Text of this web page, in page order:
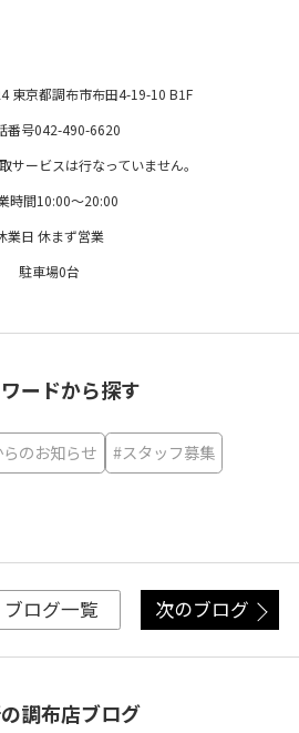
東京都調布市布田4-19-10 B1F
番号042-490-6620
サービスは行なっていません。
時間10:00〜20:00
業日 休まず営業
駐車場0台
ードから探す
のお知らせ
#スタッフ募集
ブログ一覧 次のブログ
調布店ブログ